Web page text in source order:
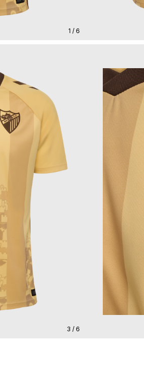
1 / 6
3 / 6